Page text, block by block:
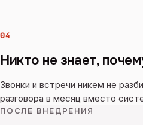
04
Никто не знает,
Звонки и встречи никем не
разговора в месяц вместо
ПОСЛЕ ВНЕДРЕНИЯ